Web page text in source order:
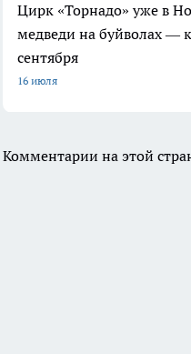
Цирк «Торнадо» уже в
медведи на буйволах —
сентября
16 июля
Комментарии на этой